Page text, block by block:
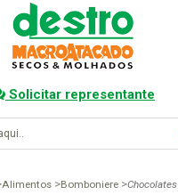
Solicitar representante
Alimentos Bomboniere Chocolates